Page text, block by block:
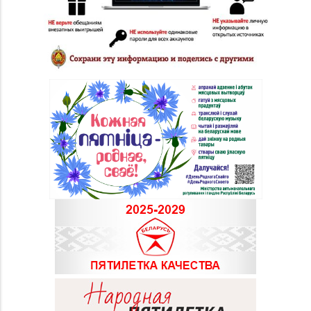
Революции, д. 19, пом.
1
8 (0174) 23-58-02, 23-
Магазин
Солигорск, ул. Ленина,
д. 49-160
8 (01715) 6-80-02
Магазин
№62 «БЕЛЮВЕЛИРТОРГ»
г. Березино, ул.
Октябрьская, д. 2Б
8 (01713) 4-53-66
Магазин
№64 «БЕЛЮВЕЛИРТОРГ»
г. Марьина Горка, ул.
Ленинская, д. 39
8 (01775) 5-99-23, 5-
№74 «БЕЛЮВЕЛИРТОРГ»